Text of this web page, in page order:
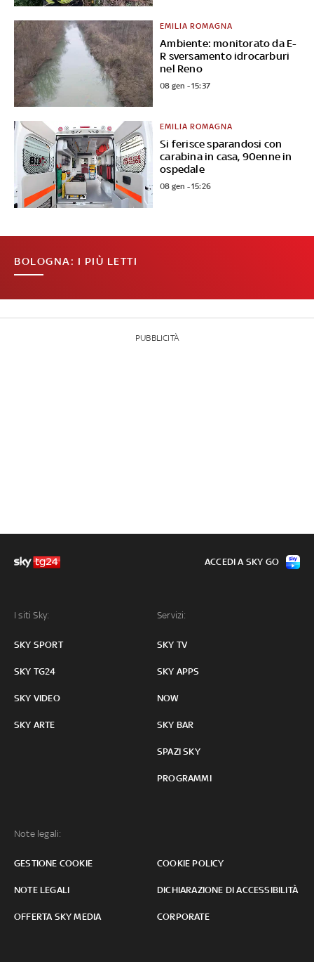
Ambiente: monitorato da E-
R sversamento idrocarburi
nel Reno
EMILIA ROMAGNA
08 gen - 15:37
Si ferisce sparandosi con
carabina in casa, 90enne in
ospedale
EMILIA ROMAGNA
08 gen - 15:26
BOLOGNA: I PIÙ LETTI
PUBBLICITÀ
I siti Sky:
SKY SPORT
SKY TG24
SKY VIDEO
SKY ARTE
Servizi:
SKY TV
SKY APPS
NOW
SKY BAR
SPAZI SKY
PROGRAMMI
Note legali:
GESTIONE COOKIE COOKIE POLICY
NOTE LEGALI DICHIARAZIONE DI ACCESSIBILITÀ
OFFERTA SKY MEDIA CORPORATE
ACCEDI A SKY GO